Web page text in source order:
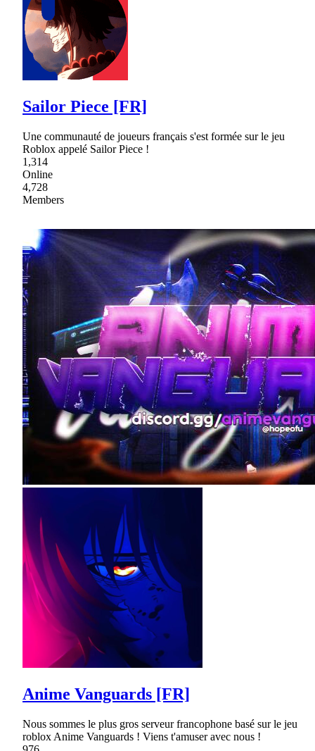
Sailor Piece [FR]
Une communauté de joueurs français s'est formée sur le jeu
Roblox appelé Sailor Piece !
1,314
Online
4,728
Members
Anime Vanguards [FR]
Nous sommes le plus gros serveur francophone basé sur le jeu
roblox Anime Vanguards ! Viens t'amuser avec nous !